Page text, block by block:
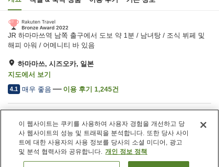
JR 하마마쓰역 남쪽 출구에서 도보 약 1분 / 남녀탕 / 조식 뷔페 및
해피 아워 / 어메니티 바 있음
하마마쓰, 시즈오카, 일본
지도에서 보기
4.1 매우 좋음 이용 후기 1,245건
사우나
스파 / 미용실
자동판매기
세탁 (유료)
이 웹사이트는 쿠키를 사용하여 사용자 경험을 개선하고 당
사 웹사이트의 성능 및 트래픽을 분석합니다. 또한 당사 사이
트에 대한 사용자의 사용 정보를 당사의 소셜 미디어, 광고
및 분석 협력사와 공유합니다. 개인 정보 정책